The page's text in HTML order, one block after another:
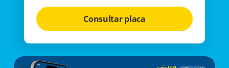
Consultar placa